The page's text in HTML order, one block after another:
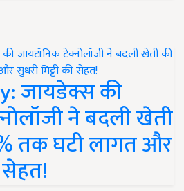
जायडेक्स की
ने बदली खेती
तक घटी लागत और
सेहत!